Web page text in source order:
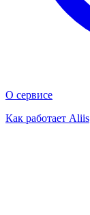
О сервисе
Как работает Aliis